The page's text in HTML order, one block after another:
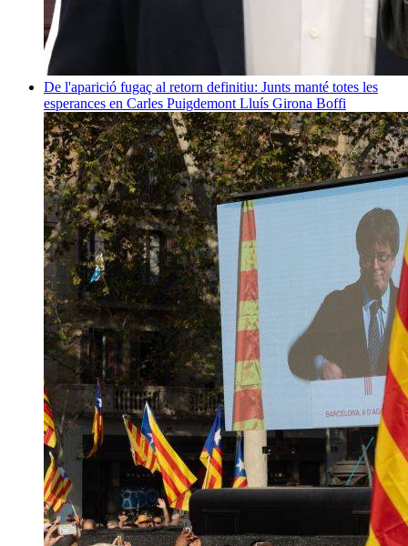
De l'aparició fugaç al retorn definitiu: Junts manté totes les
esperances en Carles Puigdemont Lluís Girona Boffi